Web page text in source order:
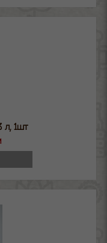
л, 1шт